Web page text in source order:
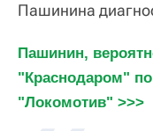
Пашинина
Пашинин,
"Краснодаром"
"Локомотив" >>>